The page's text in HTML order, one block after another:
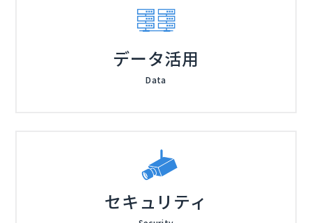
データ活用
Data
セキュリティ